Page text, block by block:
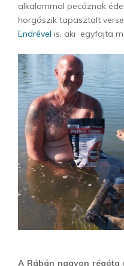
alkalommal pecáznak
horgászik tapasztalt
Endrével is, aki egyfajta
A Rábán nagyon régóta